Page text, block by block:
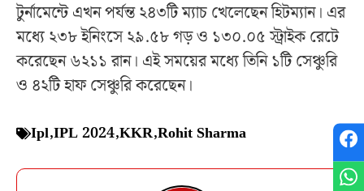
টুর্নামেন্টে এখন পর্যন্ত ২৪৩টি ম্যাচ খেলেছেন হিটম্যান। এর
মধ্যে ২৩৮ ইনিংসে ২৯.৫৮ গড় ও ১৩০.০৫ স্ট্রাইক রেটে
করেছেন ৬২১১ রান। এই সময়ের মধ্যে তিনি ১টি সেঞ্চুরি
ও ৪২টি হাফ সেঞ্চুরি করেছেন।
Ipl,IPL 2024,KKR,Rohit Sharma